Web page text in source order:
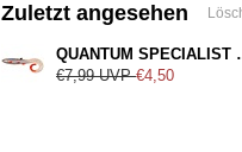
Zuletzt angesehen
€7,99UVP €4,50